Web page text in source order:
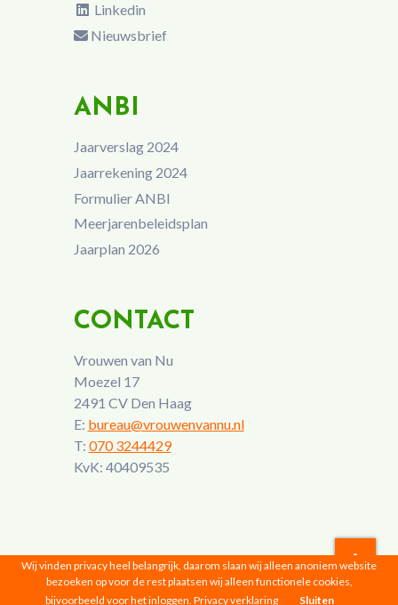
Linkedin
Nieuwsbrief
ANBI
Jaarverslag 2024
Jaarrekening 2024
Formulier ANBI
Meerjarenbeleidsplan
Jaarplan 2026
CONTACT
Vrouwen van Nu
Moezel 17
2491 CV Den Haag
E: bureau@vrouwenvannu.nl
T: 070 3244429
KvK: 40409535
Vrouwen van Nu © 2026 |Privacyverklaring
Wij vinden privacy heel belangrijk, daarom slaan wij alleen anoniem website
bezoeken op voor de rest plaatsen wij alleen functionele cookies,
bijvoorbeeld voor het inloggen. Privacy verklaring Sluiten